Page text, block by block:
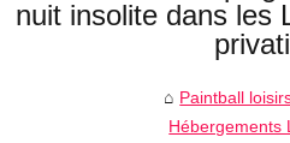
nuit insolite dans les
Paintball
Hébergements